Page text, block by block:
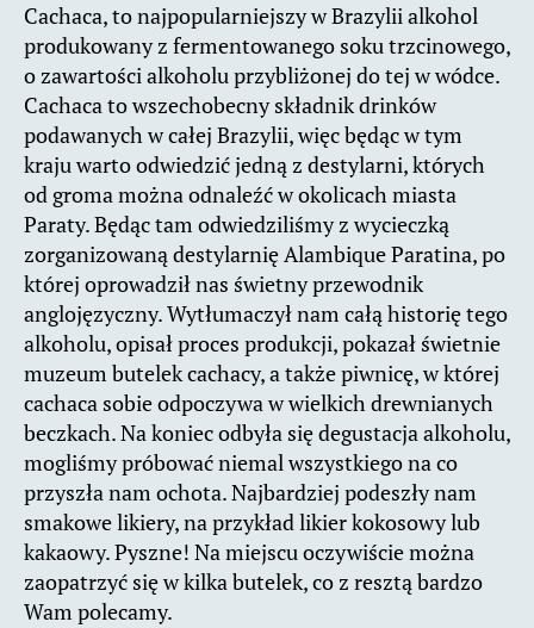
Cachaca, to najpopularniejszy w Brazylii alkohol
produkowany z fermentowanego soku trzcinowego,
o zawartości alkoholu przybliżonej do tej w wódce.
Cachaca to wszechobecny składnik drinków
podawanych w całej Brazylii, więc będąc w tym
kraju warto odwiedzić jedną z destylarni, których
od groma można odnaleźć w okolicach miasta
Paraty. Będąc tam odwiedziliśmy z wycieczką
zorganizowaną destylarnię Alambique Paratina, po
której oprowadził nas świetny przewodnik
anglojęzyczny. Wytłumaczył nam całą historię tego
alkoholu, opisał proces produkcji, pokazał świetnie
muzeum butelek cachacy, a także piwnicę, w której
cachaca sobie odpoczywa w wielkich drewnianych
beczkach. Na koniec odbyła się degustacja alkoholu,
mogliśmy próbować niemal wszystkiego na co
przyszła nam ochota. Najbardziej podeszły nam
smakowe likiery, na przykład likier kokosowy lub
kakaowy. Pyszne! Na miejscu oczywiście można
zaopatrzyć się w kilka butelek, co z resztą bardzo
Wam polecamy.